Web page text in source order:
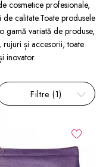
cosmetice profesionale,
calitate.Toate produsele
gamă variată de produse,
și accesorii, toate
inovator.
Filtre (1)